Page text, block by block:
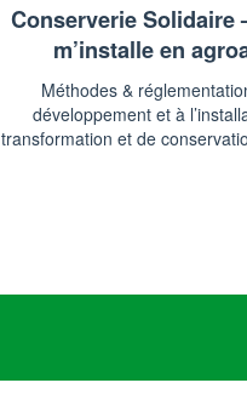
Conserverie Solidaire
m’installe en
Méthodes &
développement et à
transformation et de